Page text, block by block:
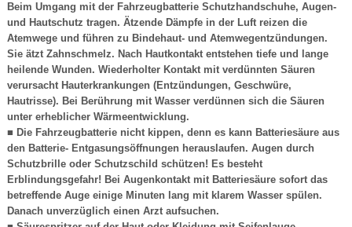
Beim Umgang mit der Fahrzeugbatterie Schutzhandschuhe, Augen-
und Hautschutz tragen. Ätzende Dämpfe in der Luft reizen die
Atemwege und führen zu Bindehaut- und Atemwegentzündungen.
Sie ätzt Zahnschmelz. Nach Hautkontakt entstehen tiefe und lange
heilende Wunden. Wiederholter Kontakt mit verdünnten Säuren
verursacht Hauterkrankungen (Entzündungen, Geschwüre,
Hautrisse). Bei Berührung mit Wasser verdünnen sich die Säuren
unter erheblicher Wärmeentwicklung.
■ Die Fahrzeugbatterie nicht kippen, denn es kann Batteriesäure aus
den Batterie- Entgasungsöffnungen herauslaufen. Augen durch
Schutzbrille oder Schutzschild schützen! Es besteht
Erblindungsgefahr! Bei Augenkontakt mit Batteriesäure sofort das
betreffende Auge einige Minuten lang mit klarem Wasser spülen.
Danach unverzüglich einen Arzt aufsuchen.